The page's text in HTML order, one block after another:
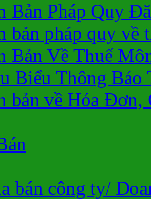
Bản Pháp Quy
bản pháp quy về
Bản Về Thuế
Biểu Thông Báo
bản về Hóa Đơn,
bán công ty/